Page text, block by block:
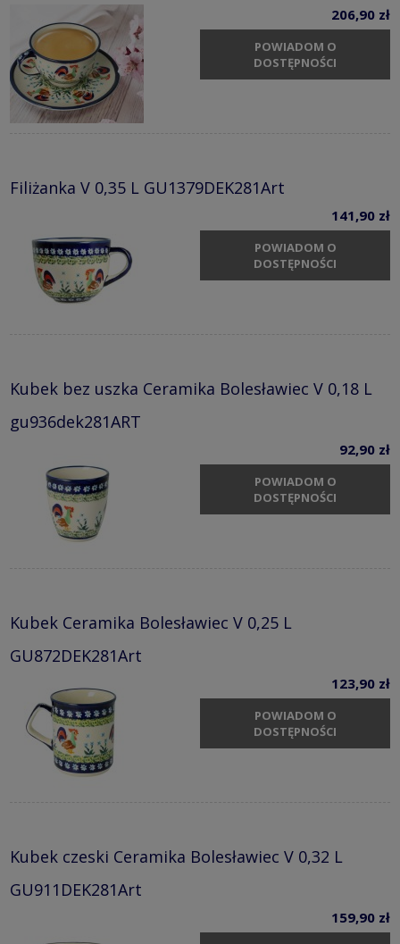
206,90 zł
POWIADOM O
DOSTĘPNOŚCI
Filiżanka V 0,35 L GU1379DEK281Art
141,90 zł
POWIADOM O
DOSTĘPNOŚCI
Kubek bez uszka Ceramika Bolesławiec V 0,18 L
gu936dek281ART
92,90 zł
POWIADOM O
DOSTĘPNOŚCI
Kubek Ceramika Bolesławiec V 0,25 L
GU872DEK281Art
123,90 zł
POWIADOM O
DOSTĘPNOŚCI
Kubek czeski Ceramika Bolesławiec V 0,32 L
GU911DEK281Art
159,90 zł